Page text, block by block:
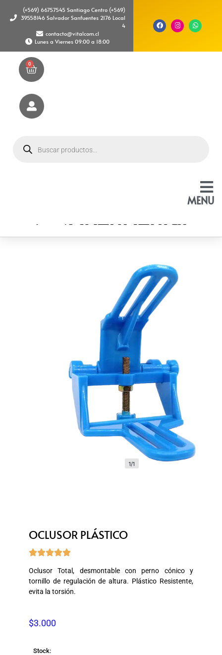
(+569) 66757545 Santiago Centro (+569)
39558146 Salvador Sanfuentes 2176 Local
4
contacto@vitalcom.cl
Lunes a Viernes 09:00 a 18:00
MENU
0
1/1
OCLUSOR PLÁSTICO

Oclusor Total, desmontable con perno cónico y
tornillo de regulación de altura. Plástico Resistente,
evita la torsión.
$3.000
Stock: